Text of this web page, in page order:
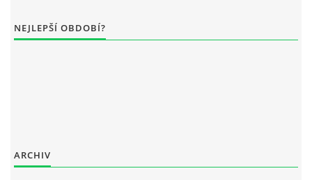
NEJLEPŠÍ OBDOBÍ?
ARCHIV